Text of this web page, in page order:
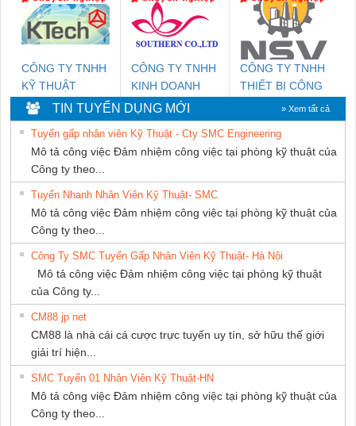
CÔNG TY TNHH
KỸ THUẬT
KTECH VIỆT
NAM
CÔNG TY TNHH
KINH DOANH
DỊCH VỤ XNK
PHƯƠNG NAM
CÔNG TY TNHH
THIẾT BỊ CÔNG
NGHIỆP NIHON
SETSUBI VIỆT
NAM
TIN TUYỂN DỤNG MỚI » Xem tất cả
Tuyển gấp nhân viên Kỹ Thuật - Cty SMC Engineering
Mô tả công việc Đảm nhiệm công việc tại phòng kỹ thuật của
Công ty theo...
Tuyển Nhanh Nhân Viên Kỹ Thuật- SMC
Mô tả công việc Đảm nhiệm công việc tại phòng kỹ thuật của
Công ty theo...
Công Ty SMC Tuyển Gấp Nhân Viên Kỹ Thuật- Hà Nội
Mô tả công việc Đảm nhiệm công việc tại phòng kỹ thuật
của Công ty...
CM88 jp net
CM88 là nhà cái cá cược trực tuyến uy tín, sở hữu thế giới
giải trí hiện...
SMC Tuyển 01 Nhân Viên Kỹ Thuật-HN
Mô tả công việc Đảm nhiệm công việc tại phòng kỹ thuật của
Công ty theo...